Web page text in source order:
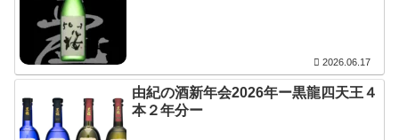
2026.06.17
由紀の酒新年会2026年ー黒龍四天王４
本２年分ー